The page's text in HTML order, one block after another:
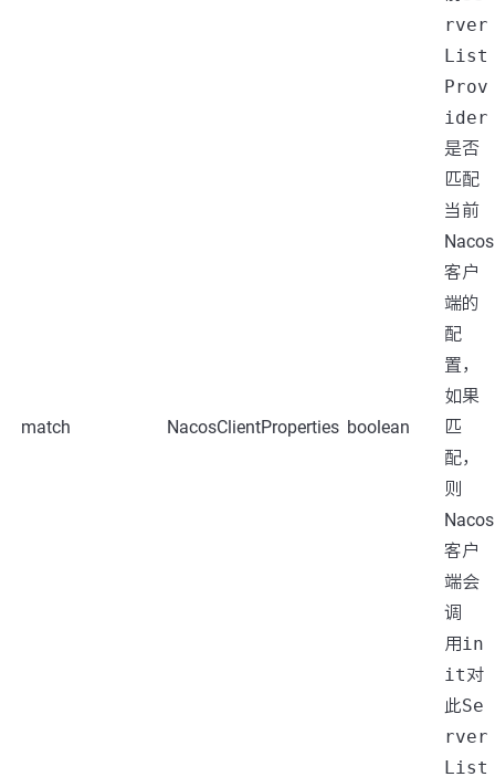
match NacosClientProperties boolean
rver
List
Prov
ider
是否
匹配
当前
Nacos
客户
端的
配
置，
如果
匹
配，
则
Nacos
客户
端会
调
用in
it对
此Se
rver
List